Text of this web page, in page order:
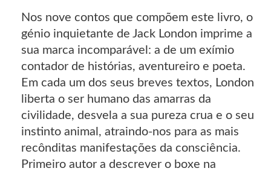
Nos nove contos que compõem este livro, o
génio inquietante de Jack London imprime a
sua marca incomparável: a de um exímio
contador de histórias, aventureiro e poeta.
Em cada um dos seus breves textos, London
liberta o ser humano das amarras da
civilidade, desvela a sua pureza crua e o seu
instinto animal, atraindo-nos para as mais
recônditas manifestações da consciência.
Primeiro autor a descrever o boxe na